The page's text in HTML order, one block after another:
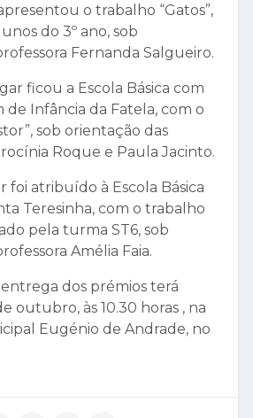
o trabalho “Gatos”,
do 3º ano, sob
Fernanda Salgueiro.
ficou a Escola Básica com
de Infância da Fatela, com o
sob orientação das
Roque e Paula Jacinto.
foi atribuído à Escola Básica
Teresinha, com o trabalho
pela turma ST6, sob
Amélia Faia.
dos prémios terá
outubro, às 10.30 horas , na
Eugénio de Andrade, no